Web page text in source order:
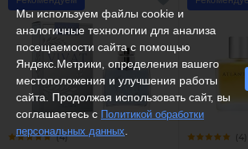
(4) (4)
Мы используем файлы cookie и
аналогичные технологии для анализа
посещаемости сайта с помощью
Яндекс.Метрики, определения вашего
местоположения и улучшения работы
сайта. Продолжая использовать сайт, вы
соглашаетесь с Политикой обработки
персональных данных